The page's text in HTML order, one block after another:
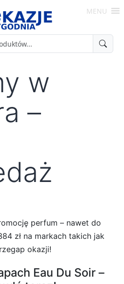
MENU
w
–
perfum – nawet do
zł na markach takich jak
okazji!
Eau Du Soir –